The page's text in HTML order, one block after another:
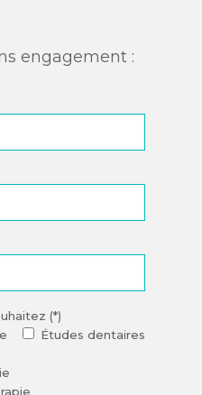
engagement :
(*)
Études dentaires